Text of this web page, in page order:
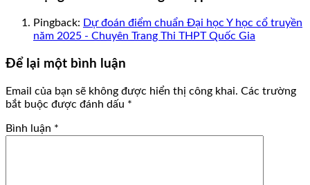
Pingback: Dự đoán điểm chuẩn Đại học Y học cổ truyền
năm 2025 - Chuyên Trang Thi THPT Quốc Gia
Để lại một bình luận
Email của bạn sẽ không được hiển thị công khai. Các trường
bắt buộc được đánh dấu *
Bình luận *